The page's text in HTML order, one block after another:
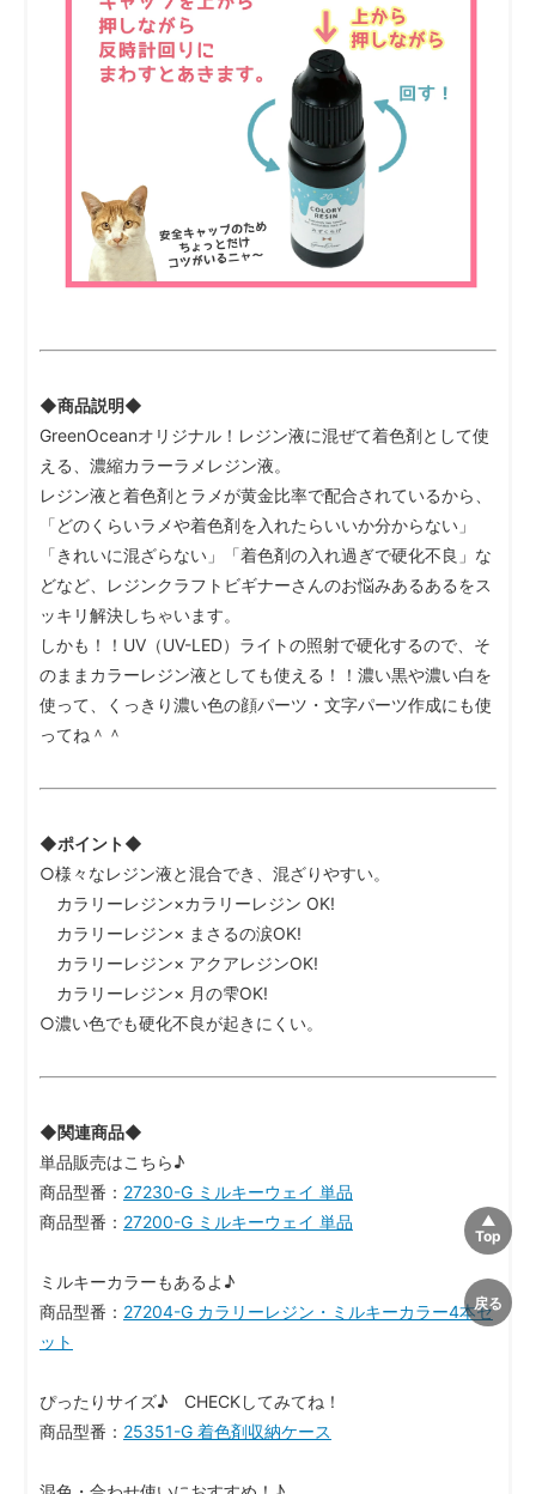
◆商品説明◆
GreenOceanオリジナル！レジン液に混ぜて着色剤として使
える、濃縮カラーラメレジン液。
レジン液と着色剤とラメが黄金比率で配合されているから、
「どのくらいラメや着色剤を入れたらいいか分からない」
「きれいに混ざらない」「着色剤の入れ過ぎで硬化不良」な
どなど、レジンクラフトビギナーさんのお悩みあるあるをス
ッキリ解決しちゃいます。
しかも！！UV（UV-LED）ライトの照射で硬化するので、そ
のままカラーレジン液としても使える！！濃い黒や濃い白を
使って、くっきり濃い色の顔パーツ・文字パーツ作成にも使
ってね＾＾
◆ポイント◆
○様々なレジン液と混合でき、混ざりやすい。
カラリーレジン×カラリーレジン OK!
カラリーレジン× まさるの涙OK!
カラリーレジン× アクアレジンOK!
カラリーレジン× 月の雫OK!
○濃い色でも硬化不良が起きにくい。
◆関連商品◆
単品販売はこちら♪
商品型番： 27230-G ミルキーウェイ 単品
商品型番： 27200-G ミルキーウェイ 単品
ミルキーカラーもあるよ♪
商品型番： 27204-G カラリーレジン・ミルキーカラー4本セ
ット
ぴったりサイズ♪ CHECKしてみてね！
商品型番： 25351-G 着色剤収納ケース